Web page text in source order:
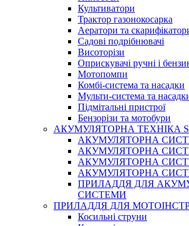
Культиватори
Трактор газонокосарка
Аератори та
Садові подрібнювачі
Висоторізи
Оприскувачі ручні і
Мотопомпи
Комбі-система та насадки
Мульти-система та
Підмітальні пристрої
Бензорізи та мотобури
АКУМУЛЯТОРНА ТЕХНІКА
АКУМУЛЯТОРНА
АКУМУЛЯТОРНА
АКУМУЛЯТОРНА
АКУМУЛЯТОРНА
ПРИЛАДДЯ ДЛЯ
СИСТЕМИ
ПРИЛАДДЯ ДЛЯ
Косильні струни